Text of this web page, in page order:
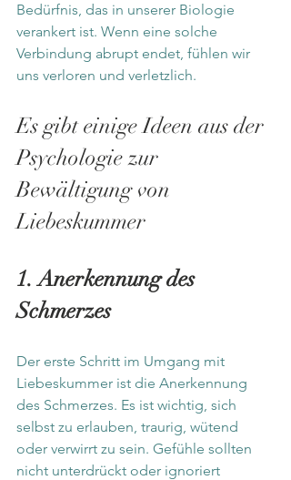
Bedürfnis, das in unserer Biologie
verankert ist. Wenn eine solche
Verbindung abrupt endet, fühlen wir
uns verloren und verletzlich.
Es gibt einige Ideen aus der
Psychologie zur
Bewältigung von
Liebeskummer
1. Anerkennung des
Schmerzes
Der erste Schritt im Umgang mit
Liebeskummer ist die Anerkennung
des Schmerzes. Es ist wichtig, sich
selbst zu erlauben, traurig, wütend
oder verwirrt zu sein. Gefühle sollten
nicht unterdrückt oder ignoriert